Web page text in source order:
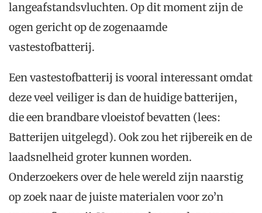
langeafstandsvluchten. Op dit moment zijn de
ogen gericht op de zogenaamde
vastestofbatterij.
Een vastestofbatterij is vooral interessant omdat
deze veel veiliger is dan de huidige batterijen,
die een brandbare vloeistof bevatten (lees:
Batterijen uitgelegd). Ook zou het rijbereik en de
laadsnelheid groter kunnen worden.
Onderzoekers over de hele wereld zijn naarstig
op zoek naar de juiste materialen voor zo’n